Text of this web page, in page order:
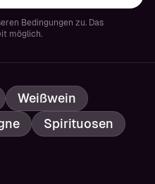
Bedingungen zu. Das
möglich.
Weißwein
Spirituosen